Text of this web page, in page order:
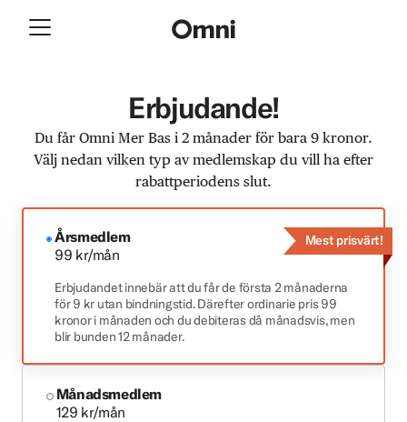
Erbjudande!
Du får Omni Mer Bas i 2 månader för bara 9 kronor.
Välj nedan vilken typ av medlemskap du vill ha efter
rabattperiodens slut.
Årsmedlem
99 kr/mån
Erbjudandet innebär att du får de första 2 månaderna
för 9 kr utan bindningstid. Därefter ordinarie pris 99
kronor i månaden och du debiteras då månadsvis, men
blir bunden 12 månader.
Mest prisvärt!
Månadsmedlem
129 kr/mån